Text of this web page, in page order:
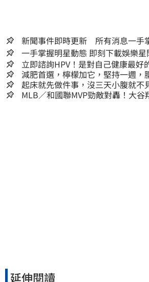
新聞事件即時更新 所有消息一手
一手掌握明星動態 即刻下載
立即諮詢HPV！是對自己健康最好
嫌晚！
減肥首選，檸檬加它，堅持一週，
人生
起床就先做件事，沒三天小腹就不
小！
MLB／和國聯MVP勁敵對轟！大
延伸閱讀